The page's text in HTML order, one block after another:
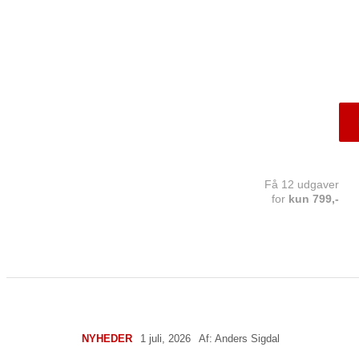
Få 12 udgaver
for kun 799,-
NYHEDER 1 juli, 2026 Af: Anders Sigdal